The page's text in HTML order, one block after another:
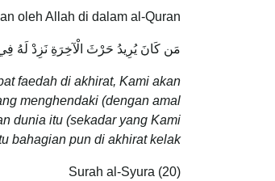
oleh Allah di dalam al-Quran: :
مَن كَانَ يُرِيدُ حَرْثَ الْآخِرَةِ نَزِدْ لَهُ
faedah di akhirat, Kami akan
menghendaki (dengan amal
dunia itu (sekadar yang Kami
bahagian pun di akhirat kelak.”
Surah al-Syura (20)